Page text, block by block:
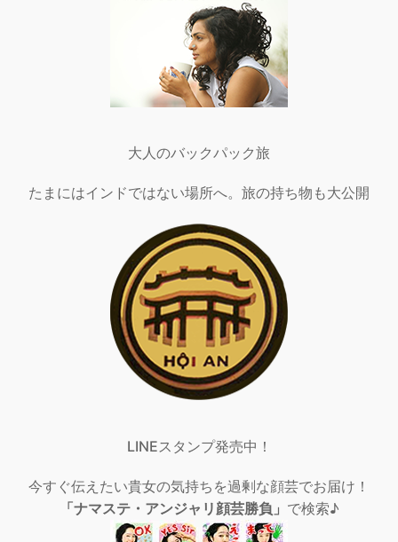
大人のバックパック旅
たまにはインドではない場所へ。旅の持ち物も大公開
LINEスタンプ発売中！
今すぐ伝えたい貴女の気持ちを過剰な顔芸でお届け！
「ナマステ・アンジャリ顔芸勝負」 で検索♪